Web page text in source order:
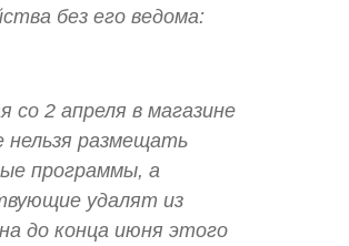
без его ведома:
со 2 апреля в магазине
нельзя размещать
программы, а
удалят из
до конца июня этого